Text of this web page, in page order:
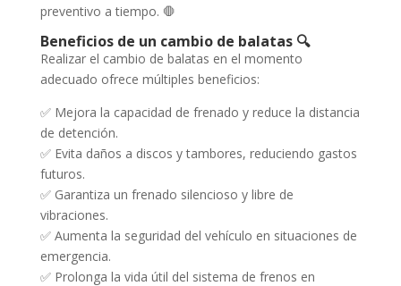
preventivo a tiempo. 🛑
Beneficios de un cambio de balatas 🔍
Realizar el cambio de balatas en el momento
adecuado ofrece múltiples beneficios:
✅ Mejora la capacidad de frenado y reduce la distancia
de detención.
✅ Evita daños a discos y tambores, reduciendo gastos
futuros.
✅ Garantiza un frenado silencioso y libre de
vibraciones.
✅ Aumenta la seguridad del vehículo en situaciones de
emergencia.
✅ Prolonga la vida útil del sistema de frenos en